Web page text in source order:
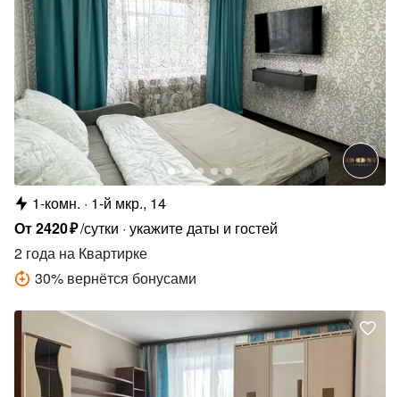
1-комн.
1-й мкр., 14
От2420₽/сутки укажите даты и гостей
2 года на Квартирке
30% вернётся бонусами